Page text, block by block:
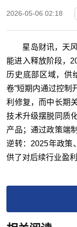
2026-05-06 02:18
星岛财讯，天
能进入释放阶段，
历史底部区域，供
卷”短期内通过控制
利修复，而中长期
技术升级摆脱同质
产品；通过政策端
逆转：2025年政策
供了对后续行业盈